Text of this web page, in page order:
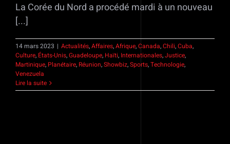
La Corée du Nord a procédé mardi à un nouveau
[...]
14 mars 2023 | Actualités,Affaires,Afrique,Canada,Chili,Cuba,
Culture, États-Unis,Guadeloupe, Haïti, Internationales,Justice,
Martinique, Planétaire, Réunion,Showbiz,Sports,Technologie,
Venezuela
Lire la suite